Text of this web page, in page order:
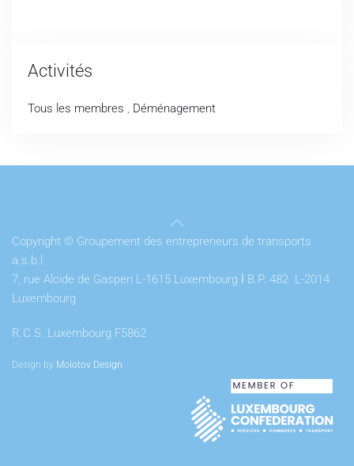
Activités
Tous les membres , Déménagement
Copyright © Groupement des entrepreneurs de transports
a.s.b.l.
7, rue Alcide de Gasperi L-1615 Luxembourg
B.P. 482 L-2014
Luxembourg
R.C.S. Luxembourg F5862
Design by Molotov Design